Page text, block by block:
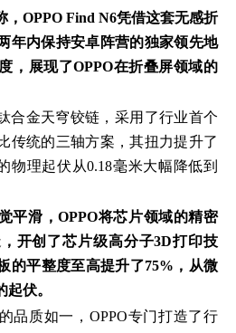
，OPPO Find N6凭借这套无感折
年内保持安卓阵营的独家领先地
，展现了OPPO在折叠屏领域的
合金天穹铰链，采用了行业首个
传统的三轴方案，其扭力提升了
物理起伏从0.18毫米大幅降低到
平滑，OPPO将芯片领域的精密
开创了芯片级高分子3D打印技
的平整度至高提升了75%，从微
伏。
品质如一，OPPO专门打造了行